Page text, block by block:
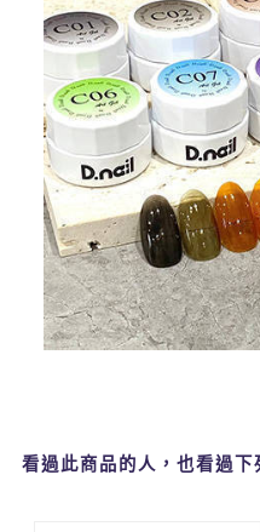
看過此商品的人，也看過下